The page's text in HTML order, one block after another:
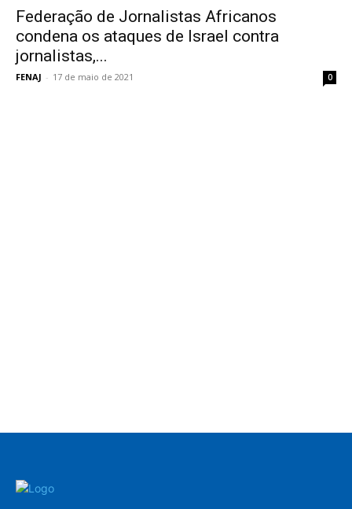
Federação de Jornalistas Africanos
condena os ataques de Israel contra
jornalistas,...
FENAJ - 17 de maio de 2021 0